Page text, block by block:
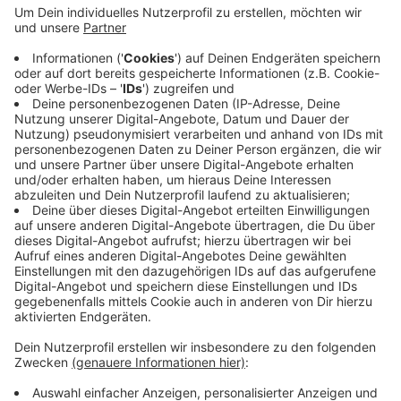
Veröffentlicht:Montag, 24.08.2020 12:58
Anzeige
In häuslicher Quarantäne befinden sich inzwischen weit
über 700 Menschen. Der 7-Tages-Index liegt jetzt bei
einem Wert von 21,1. Das ist somit der sechste Tag in
Folge, an dem der Wert über 20 liegt. Ab 30 gäbe es
erste Einschränkungen für die Altstadt.
Anzeige